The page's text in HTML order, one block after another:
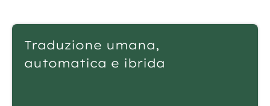
Traduzione umana,
automatica e ibrida